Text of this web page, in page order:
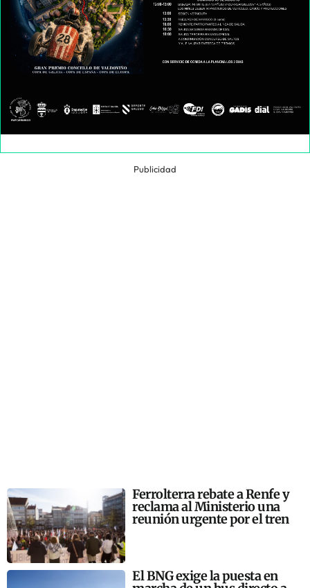
Publicidad
Ferrolterra rebate a Renfe y
reclama al Ministerio una
reunión urgente por el tren
El BNG exige la puesta en